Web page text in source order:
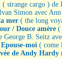
( strange cargo ) de
Simon avec
mer ( the long
/ Douce amère (
George B. Seitz
moi ( come
de Andy Hardy